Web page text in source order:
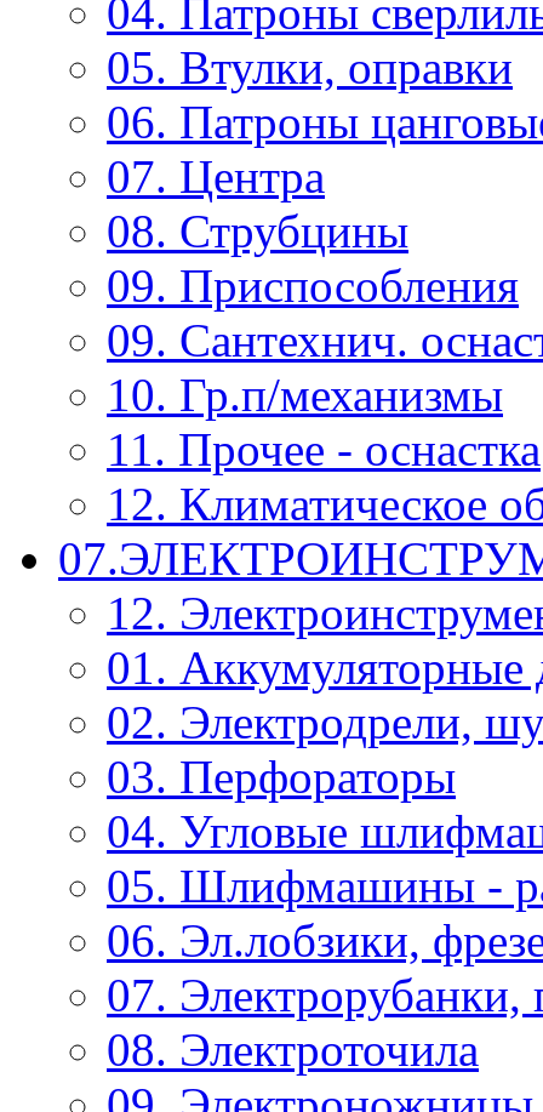
04. Патроны
05. Втулки, оправки
06. Патроны
07. Центра
08. Струбцины
09. Приспособления
09. Сантехнич.
10. Гр.п/механизмы
11. Прочее - оснастка
12. Климатическое
12.
01. Аккумуляторные
02. Электродрели,
03. Перфораторы
04. Угловые
05. Шлифмашины -
06. Эл.лобзики,
07. Электрорубанки,
08. Электроточила